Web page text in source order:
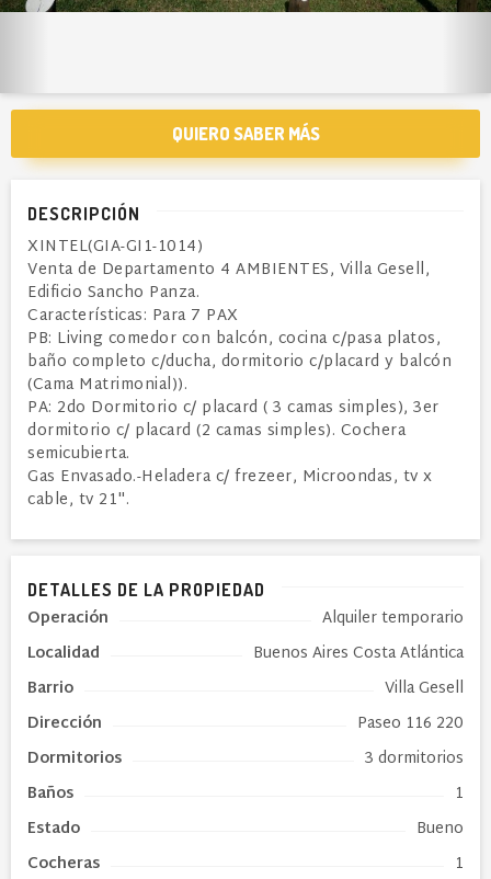
QUIERO SABER MÁS
DESCRIPCIÓN
XINTEL(GIA-GI1-1014)
Venta de Departamento 4 AMBIENTES, Villa Gesell,
Edificio Sancho Panza.
Características: Para 7 PAX
PB: Living comedor con balcón, cocina c/pasa platos,
baño completo c/ducha, dormitorio c/placard y balcón
(Cama Matrimonial)).
PA: 2do Dormitorio c/ placard ( 3 camas simples), 3er
dormitorio c/ placard (2 camas simples). Cochera
semicubierta.
Gas Envasado.-Heladera c/ frezeer, Microondas, tv x
cable, tv 21".
DETALLES DE LA PROPIEDAD
Operación
Alquiler temporario
Localidad
Buenos Aires Costa Atlántica
Barrio
Villa Gesell
Dirección
Paseo 116 220
Dormitorios
3 dormitorios
Baños
1
Estado
Bueno
Cocheras
1